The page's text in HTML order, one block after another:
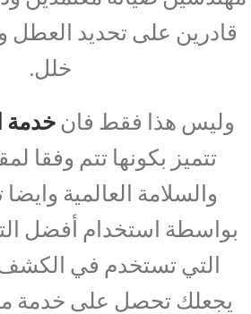
قادرين على تحديد العطل
خلل.
وليس هذا فقط فانخدمة
تتميز بكونها تتم وفقا
والسلامة العالمية وايضا
بواسطة استخدام أفضل
التي تستخدم في الكشف
يجعلك تحصل على خدمة